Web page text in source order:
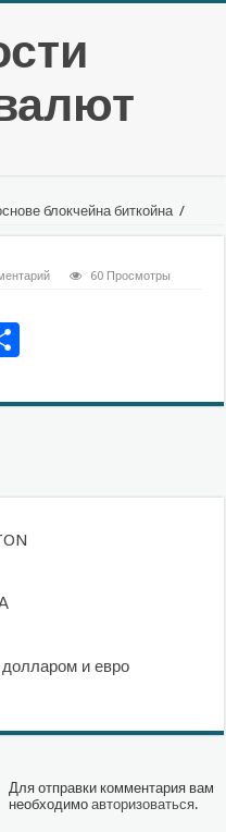
блокчейна биткойна /
60 Просмотры
долларом и евро
Для отправки комментария вам
необходимоавторизоваться.